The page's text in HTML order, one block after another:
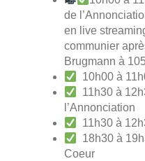
de
en live
communier
Brugmann à
10h00 à
11h30 à
l’Annonciation
11h30 à
18h30 à
Coeur